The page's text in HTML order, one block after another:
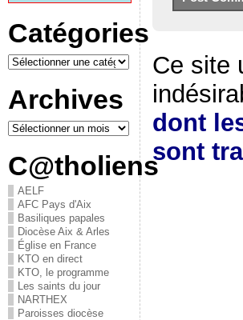
Catégories
Archives
C@tholiens
AELF
AFC Pays d'Aix
Basiliques papales
Diocèse Aix & Arles
Église en France
KTO en direct
KTO, le programme
Les saints du jour
NARTHEX
Paroisses diocèse
Ce site
dont
sont